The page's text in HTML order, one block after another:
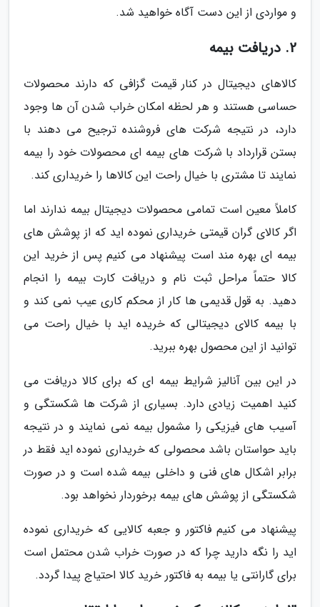
و مواردی از این دست آگاه خواهید شد.
2. دریافت بیمه
کالاهای دیجیتال در کنار قیمت گزافی که دارند محصولات
حساسی هستند و هر لحظه امکان خراب شدن آن ها وجود
دارد، در نتیجه شرکت های فروشنده ترجیح می دهند با
بستن قرارداد با شرکت های بیمه ای محصولات خود را بیمه
نمایند تا مشتری با خیال راحت این کالاها را خریداری کند.
کاملاً معین است تمامی محصولات دیجیتال بیمه ندارند اما
اگر کالای گران قیمتی خریداری نموده اید که از پوشش های
بیمه ای بهره مند است پیشنهاد می کنیم پس از خرید این
کالا حتماً مراحل ثبت نام و دریافت کارت بیمه را انجام
دهید. به قول قدیمی ها کار از محکم کاری عیب نمی کند و
با بیمه کالای دیجیتالی که خریده اید با خیال راحت می
توانید از این محصول بهره ببرید.
در این بین آنالیز شرایط بیمه ای که برای کالا دریافت می
کنید اهمیت زیادی دارد. بسیاری از شرکت ها شکستگی و
آسیب های فیزیکی را مشمول بیمه نمی نمایند و در نتیجه
باید حواستان باشد محصولی که خریداری نموده اید فقط در
برابر اشکال های فنی و داخلی بیمه شده است و در صورت
شکستگی از پوشش های بیمه برخوردار نخواهد بود.
پیشنهاد می کنیم فاکتور و جعبه کالایی که خریداری نموده
اید را نگه دارید چرا که در صورت خراب شدن محتمل است
برای گارانتی یا بیمه به فاکتور خرید کالا احتیاج پیدا گردد.